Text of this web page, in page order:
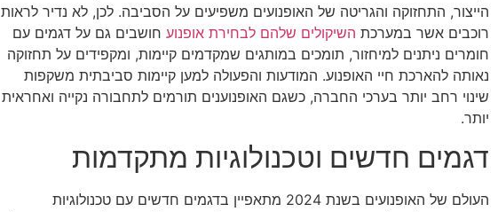
הייצור, התחזוקה והגריטה של האופנועים משפיעים על הסביבה. לכן, לא נדיר לראות
רוכבים אשר במערכת השיקולים שלהם לבחירת אופנוע חושבים גם על דגמים עם
חומרים ניתנים למיחזור, תומכים במותגים שמקדמים קיימות, ומקפידים על תחזוקה
נאותה להארכת חיי האופנוע. המודעות והפעולה למען קיימות סביבתית משקפות
שינוי רחב יותר בערכי החברה, כשגם האופנוענים תורמים לתחבורה נקייה ואחראית
יותר.
דגמים חדשים וטכנולוגיות מתקדמות
העולם של האופנועים בשנת 2024 מתאפיין בדגמים חדשים עם טכנולוגיות